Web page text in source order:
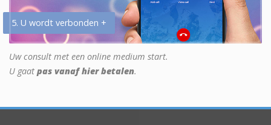
5. U wordt verbonden +
Uw consult met een online medium start.
U gaat pas vanaf hier betalen.